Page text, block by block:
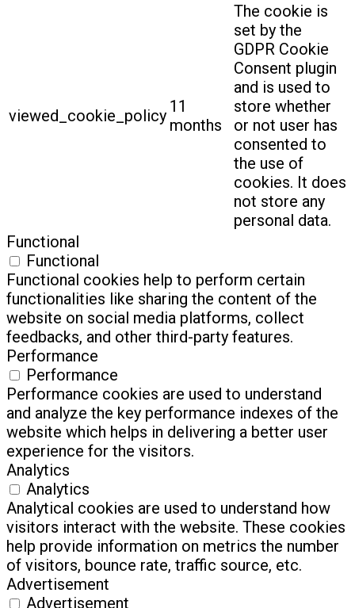
viewed_cookie_policy 11
months
The cookie is
set by the
GDPR Cookie
Consent plugin
and is used to
store whether
or not user has
consented to
the use of
cookies. It does
not store any
personal data.
Functional
Functional
Functional cookies help to perform certain
functionalities like sharing the content of the
website on social media platforms, collect
feedbacks, and other third-party features.
Performance
Performance
Performance cookies are used to understand
and analyze the key performance indexes of the
website which helps in delivering a better user
experience for the visitors.
Analytics
Analytics
Analytical cookies are used to understand how
visitors interact with the website. These cookies
help provide information on metrics the number
of visitors, bounce rate, traffic source, etc.
Advertisement
Advertisement